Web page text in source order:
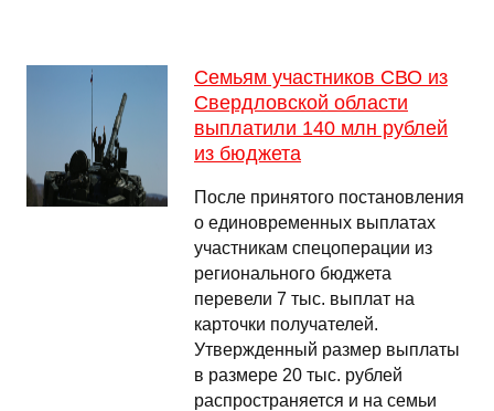
Семьям участников СВО из
Свердловской области
выплатили 140 млн рублей
из бюджета
После принятого постановления
о единовременных выплатах
участникам спецоперации из
регионального бюджета
перевели 7 тыс. выплат на
карточки получателей.
Утвержденный размер выплаты
в размере 20 тыс. рублей
распространяется и на семьи